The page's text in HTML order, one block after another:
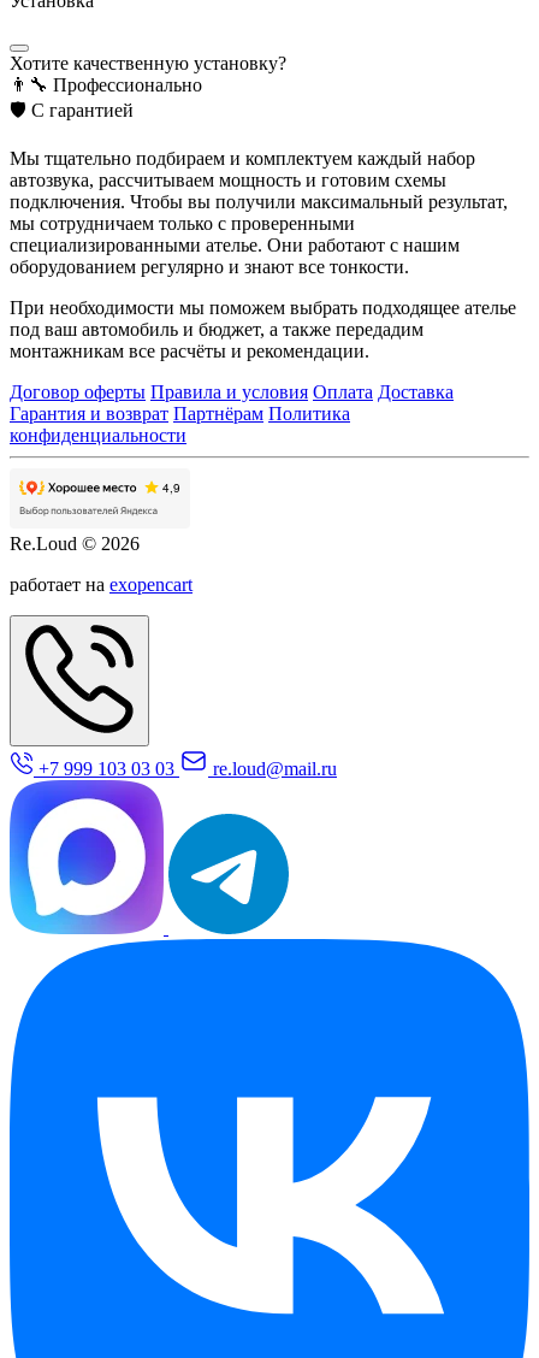
Хотите качественную установку?
👨‍🔧 Профессионально
🛡️ С гарантией
Мы тщательно подбираем и комплектуем каждый набор
автозвука, рассчитываем мощность и готовим схемы
подключения. Чтобы вы получили максимальный результат,
мы сотрудничаем только с проверенными
специализированными ателье. Они работают с нашим
оборудованием регулярно и знают все тонкости.
При необходимости мы поможем выбрать подходящее ателье
под ваш автомобиль и бюджет, а также передадим
монтажникам все расчёты и рекомендации.
Договор оферты Правила и условия Оплата Доставка
Гарантия и возврат Партнёрам Политика
конфиденциальности
Re.Loud © 2026
работает на exopencart
+7 999 103 03 03 re.loud@mail.ru